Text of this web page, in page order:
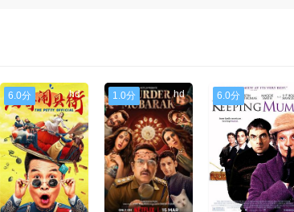
6.0分 hd 1.0分 hd 6.0分 hd